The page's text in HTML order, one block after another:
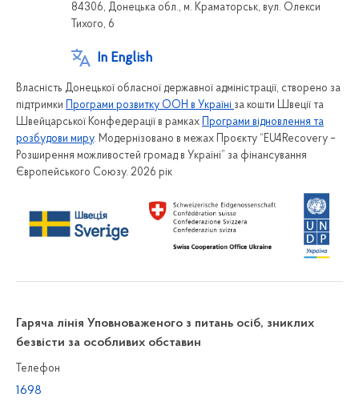
84306, Донецька обл., м. Краматорськ, вул. Олекси
Тихого, 6
In English
Власність Донецької обласної державної адміністрації, створено за
підтримки
Програми розвитку ООН в Україні за кошти Швеції та
Швейцарської Конфедерації в рамках
Програми відновлення та
розбудови миру. Модернізовано в межах Проєкту “EU4Recovery –
Розширення можливостей громад в Україні” за фінансування
Європейського Союзу. 2026 рік
Гаряча лінія Уповноваженого з питань осіб, зниклих
безвісти за особливих обставин
Телефон
1698